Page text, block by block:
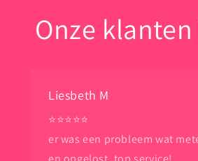
Onze
Liesbeth M
⭐️⭐️⭐️⭐️⭐️
er was een probleem wat